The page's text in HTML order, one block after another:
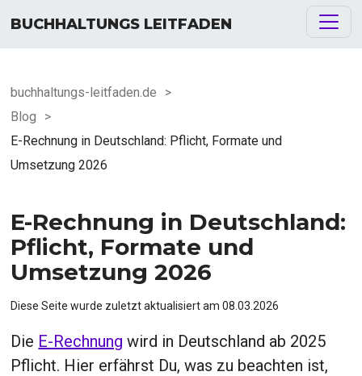
BUCHHALTUNGS LEITFADEN
buchhaltungs-leitfaden.de
>
Blog
>
E-Rechnung in Deutschland: Pflicht, Formate und
Umsetzung 2026
E-Rechnung in Deutschland:
Pflicht, Formate und
Umsetzung 2026
Diese Seite wurde zuletzt aktualisiert am08.03.2026
Die E-Rechnung wird in Deutschland ab 2025
Pflicht. Hier erfährst Du, was zu beachten ist,